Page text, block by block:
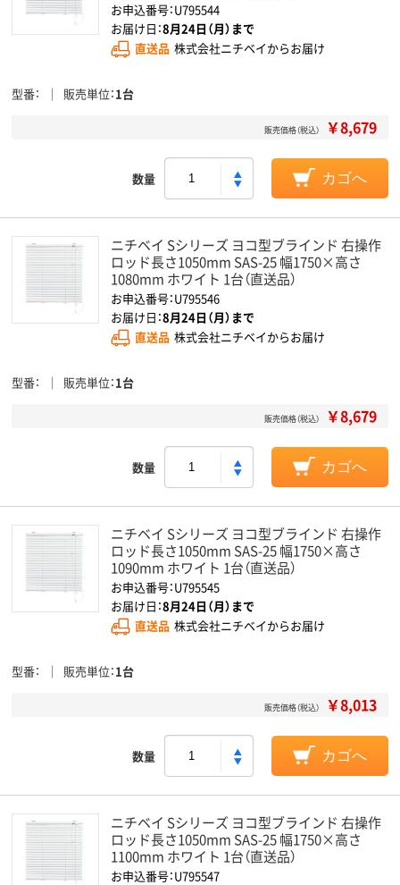
お申込番号：U795544
お届け日：8月24日（月）まで
直送品 株式会社ニチベイからお届け
型番 販売単位 1台
販売価格（税込） ￥8,679
数量 カゴへ
ニチベイ Sシリーズ ヨコ型ブラインド 右操作
ロッド長さ1050mm SAS-25 幅1750×高さ
1080mm ホワイト 1台（直送品）
お申込番号：U795546
お届け日：8月24日（月）まで
直送品 株式会社ニチベイからお届け
型番 販売単位 1台
販売価格（税込） ￥8,679
数量 カゴへ
ニチベイ Sシリーズ ヨコ型ブラインド 右操作
ロッド長さ1050mm SAS-25 幅1750×高さ
1090mm ホワイト 1台（直送品）
お申込番号：U795545
お届け日：8月24日（月）まで
直送品 株式会社ニチベイからお届け
型番 販売単位 1台
販売価格（税込） ￥8,013
数量 カゴへ
ニチベイ Sシリーズ ヨコ型ブラインド 右操作
ロッド長さ1050mm SAS-25 幅1750×高さ
1100mm ホワイト 1台（直送品）
お申込番号：U795547